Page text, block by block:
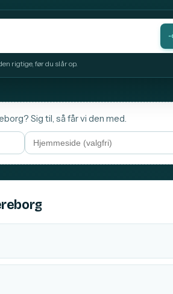
rigtige, før du slår op.
Sig til, så får vi den med.